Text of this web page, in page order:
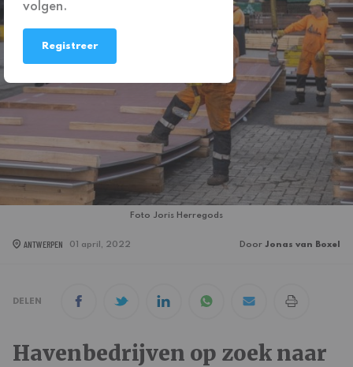
volgen.
Registreer
Foto Joris Herregods
ANTWERPEN 01 april, 2022 Door Jonas van Boxel
DELEN
Havenbedrijven op zoek naar